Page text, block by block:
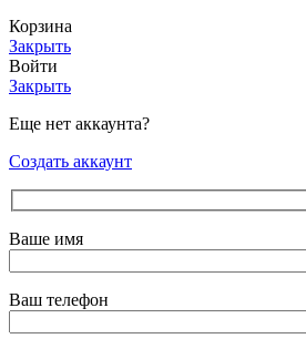
Корзина
Закрыть
Войти
Закрыть
Еще нет аккаунта?
Создать аккаунт
Ваше имя
Ваш телефон